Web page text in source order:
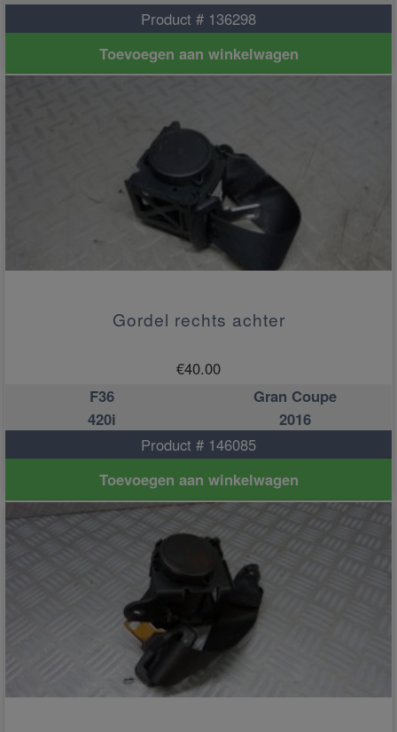
Product # 136298
Toevoegen aan winkelwagen
Gordel rechts achter
€40.00
F36
Gran Coupe
420i
2016
Product # 146085
Toevoegen aan winkelwagen